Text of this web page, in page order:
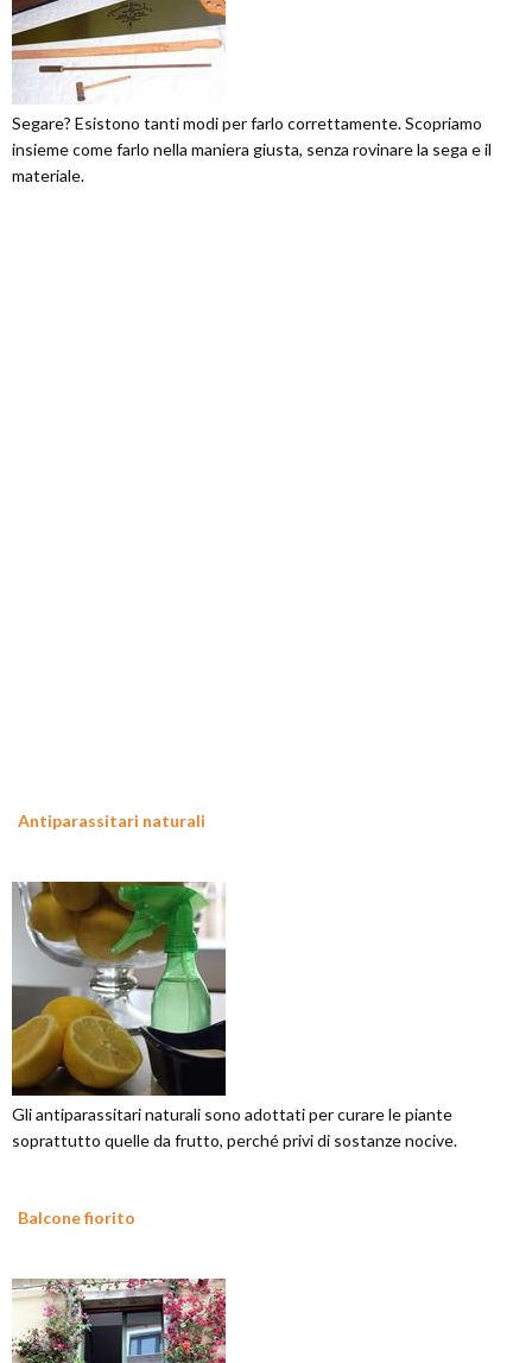
Segare? Esistono tanti modi per farlo correttamente. Scopriamo
insieme come farlo nella maniera giusta, senza rovinare la sega e il
materiale.
Antiparassitari naturali
Gli antiparassitari naturali sono adottati per curare le piante
soprattutto quelle da frutto, perché privi di sostanze nocive.
Balcone fiorito